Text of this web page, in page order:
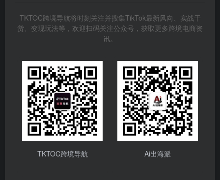
TKTOC跨境导航将时刻关注并搜集TikTok最新风向、实战干
货、变现玩法等，欢迎扫码关注公众号，获取更多跨境电商资
讯。
TKTOC跨境导航 Ai出海派